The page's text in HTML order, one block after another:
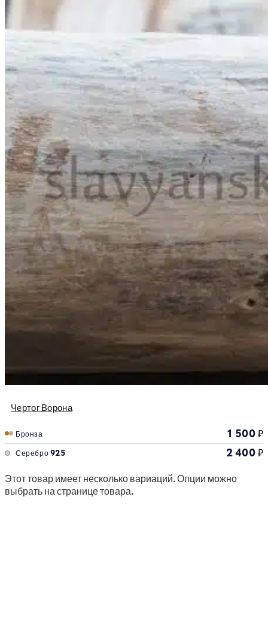
Чертог Ворона
Бронза 1 500₽
Серебро 925 2 400₽
Этот товар имеет несколько вариаций. Опции можно
выбрать на странице товара.